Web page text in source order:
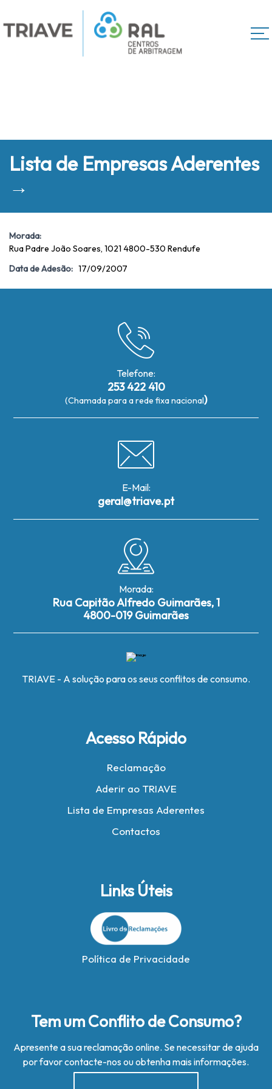
Lista de Empresas Aderentes
→
Morada:
Rua Padre João Soares, 1021 4800-530 Rendufe
Data de Adesão: 17/09/2007
Telefone:
253 422 410
(Chamada para a rede fixa nacional)
E-Mail:
geral@triave.pt
Morada:
Rua Capitão Alfredo Guimarães, 1
4800-019 Guimarães
TRIAVE - A solução para os seus conflitos de consumo.
Acesso Rápido
Reclamação
Aderir ao TRIAVE
Lista de Empresas Aderentes
Contactos
Links Úteis
Política de Privacidade
Tem um Conflito de Consumo?
Apresente a sua reclamação online. Se necessitar de ajuda
por favor contacte-nos ou obtenha mais informações.